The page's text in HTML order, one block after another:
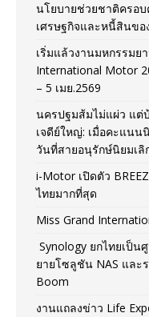
นโยบายช่วยชาติครอ
เศรษฐกิจและหนี้สินขอ
เริ่มแล้วงานมหกรรมย
International Motor
– 5 เมย.2569
นครปฐมส้มไม่แผ่ว แต่
เจดีย์ใหญ่: เมื่อคะแนน
วันที่สายอนุรักษ์นิยมเลิ
i-Motor เปิดตัว
ไทยมากที่สุด
Miss Grand
Synology ยกไทยเป็น
ยายโซลูชัน NAS และ
Boom
งานแถลงข่าว Life